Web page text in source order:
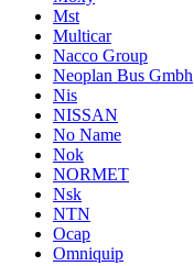
Mst
Multicar
Nacco Group
Neoplan Bus Gmbh
Nis
NISSAN
No Name
Nok
NORMET
Nsk
NTN
Ocap
Omniquip